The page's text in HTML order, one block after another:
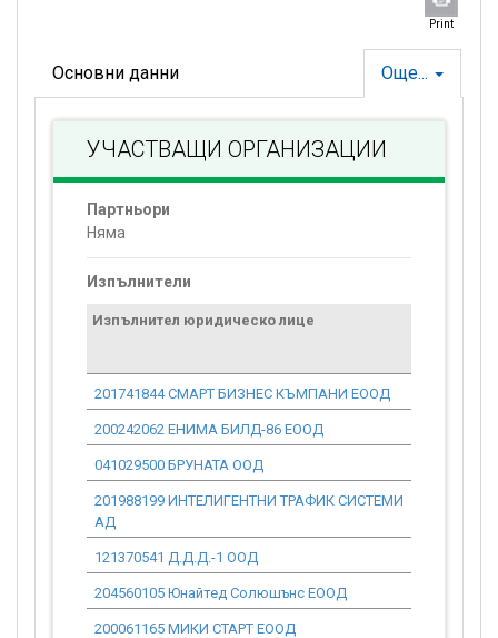
Print
Още...
Основни данни
УЧАСТВАЩИ ОРГАНИЗАЦИИ
Партньори
Няма
Изпълнители
Изпълнител юридическо лице
201741844 СМАРТ БИЗНЕС КЪМПАНИ ЕООД
200242062 ЕНИМА БИЛД-86 ЕООД
041029500 БРУНАТА ООД
201988199 ИНТЕЛИГЕНТНИ ТРАФИК СИСТЕМИ
АД
121370541 Д.Д.Д.-1 ООД
204560105 Юнайтед Солюшънс ЕООД
200061165 МИКИ СТАРТ ЕООД